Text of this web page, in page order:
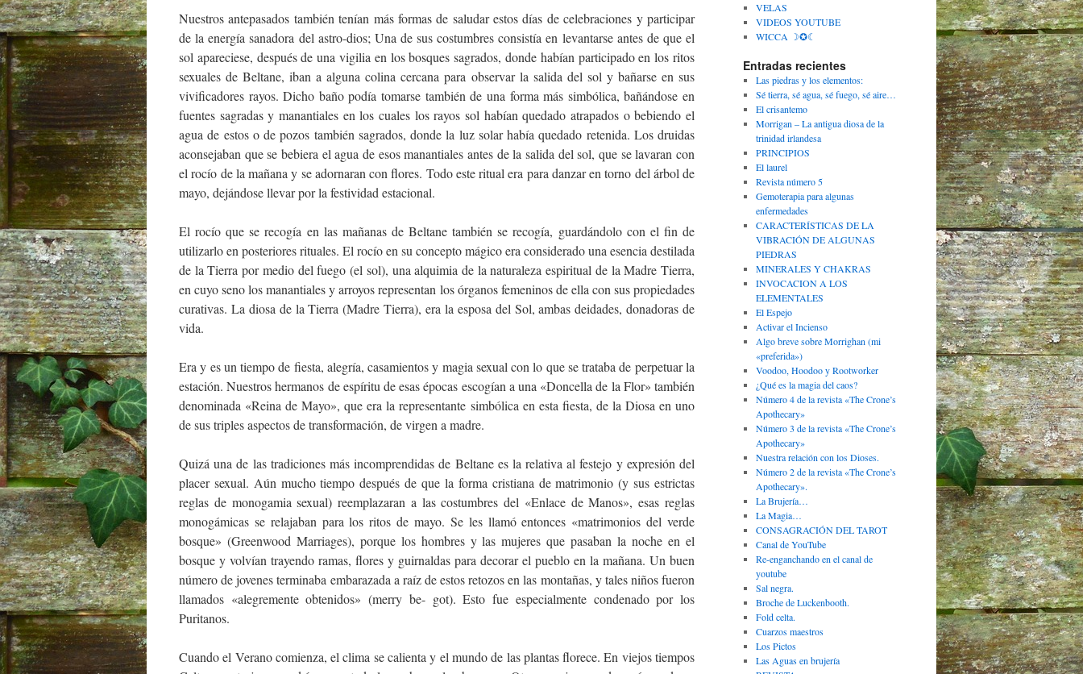
Nuestros antepasados también tenían más formas de saludar estos días de celebraciones y participar
de la energía sanadora del astro-dios; Una de sus costumbres consistía en levantarse antes de que el
sol apareciese, después de una vigilia en los bosques sagrados, donde habían participado en los ritos
sexuales de Beltane, iban a alguna colina cercana para observar la salida del sol y bañarse en sus
vivificadores rayos. Dicho baño podía tomarse también de una forma más simbólica, bañándose en
fuentes sagradas y manantiales en los cuales los rayos sol habían quedado atrapados o bebiendo el
agua de estos o de pozos también sagrados, donde la luz solar había quedado retenida. Los druidas
aconsejaban que se bebiera el agua de esos manantiales antes de la salida del sol, que se lavaran con
el rocío de la mañana y se adornaran con flores. Todo este ritual era para danzar en torno del árbol de
mayo, dejándose llevar por la festividad estacional.
El rocío que se recogía en las mañanas de Beltane también se recogía, guardándolo con el fin de
utilizarlo en posteriores rituales. El rocío en su concepto mágico era considerado una esencia destilada
de la Tierra por medio del fuego (el sol), una alquimia de la naturaleza espiritual de la Madre Tierra,
en cuyo seno los manantiales y arroyos representan los órganos femeninos de ella con sus propiedades
curativas. La diosa de la Tierra (Madre Tierra), era la esposa del Sol, ambas deidades, donadoras de
vida.
Era y es un tiempo de fiesta, alegría, casamientos y magia sexual con lo que se trataba de perpetuar la
estación. Nuestros hermanos de espíritu de esas épocas escogían a una «Doncella de la Flor» también
denominada «Reina de Mayo», que era la representante simbólica en esta fiesta, de la Diosa en uno
de sus triples aspectos de transformación, de virgen a madre.
Quizá una de las tradiciones más incomprendidas de Beltane es la relativa al festejo y expresión del
placer sexual. Aún mucho tiempo después de que la forma cristiana de matrimonio (y sus estrictas
reglas de monogamia sexual) reemplazaran a las costumbres del «Enlace de Manos», esas reglas
monogámicas se relajaban para los ritos de mayo. Se les llamó entonces «matrimonios del verde
bosque» (Greenwood Marriages), porque los hombres y las mujeres que pasaban la noche en el
bosque y volvían trayendo ramas, flores y guirnaldas para decorar el pueblo en la mañana. Un buen
número de jovenes terminaba embarazada a raíz de estos retozos en las montañas, y tales niños fueron
llamados «alegremente obtenidos» (merry be- got). Esto fue especialmente condenado por los
Puritanos.
Cuando el Verano comienza, el clima se calienta y el mundo de las plantas florece. En viejos tiempos
VELAS
VIDEOS YOUTUBE
WICCA ☽✪☾
Entradas recientes
Las piedras y los elementos:
Sé tierra, sé agua, sé fuego, sé aire…
El crisantemo
Morrigan – La antigua diosa de la
trinidad irlandesa
PRINCIPIOS
El laurel
Revista número 5
Gemoterapia para algunas
enfermedades
CARACTERÍSTICAS DE LA
VIBRACIÓN DE ALGUNAS
PIEDRAS
MINERALES Y CHAKRAS
INVOCACION A LOS
ELEMENTALES
El Espejo
Activar el Incienso
Algo breve sobre Morrighan (mi
«preferida»)
Voodoo, Hoodoo y Rootworker
¿Qué es la magia del caos?
Número 4 de la revista «The Crone’s
Apothecary»
Número 3 de la revista «The Crone’s
Apothecary»
Nuestra relación con los Dioses.
Número 2 de la revista «The Crone’s
Apothecary».
La Brujería…
La Magia…
CONSAGRACIÓN DEL TAROT
Canal de YouTube
Re-enganchando en el canal de
youtube
Sal negra.
Broche de Luckenbooth.
Fold celta.
Cuarzos maestros
Los Pictos
Las Aguas en brujería